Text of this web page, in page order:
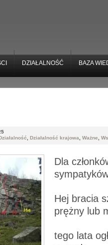
DZIAŁALNOŚĆ BAZA
, Działalność krajowa, Ważne,
Dla
Hej bracia
prężny lub
tego lata